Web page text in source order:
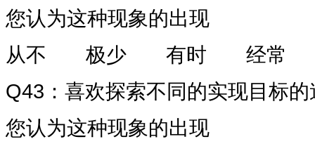
您认为这种现象的出现
从不
极少 有时
经常
Q43 ：喜欢探索不同的实现目标
您认为这种现象的出现